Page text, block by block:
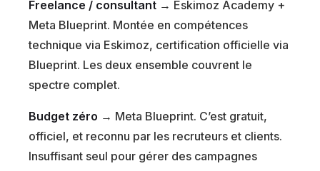
Freelance / consultant → Eskimoz Academy +
Meta Blueprint. Montée en compétences
technique via Eskimoz, certification officielle via
Blueprint. Les deux ensemble couvrent le
spectre complet.
Budget zéro → Meta Blueprint. C’est gratuit,
officiel, et reconnu par les recruteurs et clients.
Insuffisant seul pour gérer des campagnes